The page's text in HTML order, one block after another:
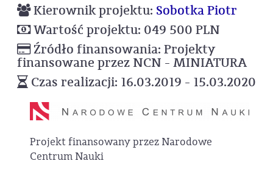
Kierownik projektu: Sobotka Piotr
Wartość projektu: 049 500 PLN
Źródło finansowania: Projekty
finansowane przez NCN - MINIATURA
Czas realizacji: 16.03.2019 - 15.03.2020
Projekt finansowany przez Narodowe
Centrum Nauki